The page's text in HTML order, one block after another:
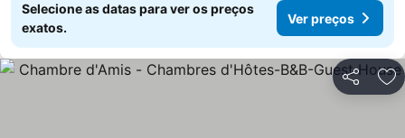
Selecione as datas para ver os preços
exatos.
Ver preços
Partilhar